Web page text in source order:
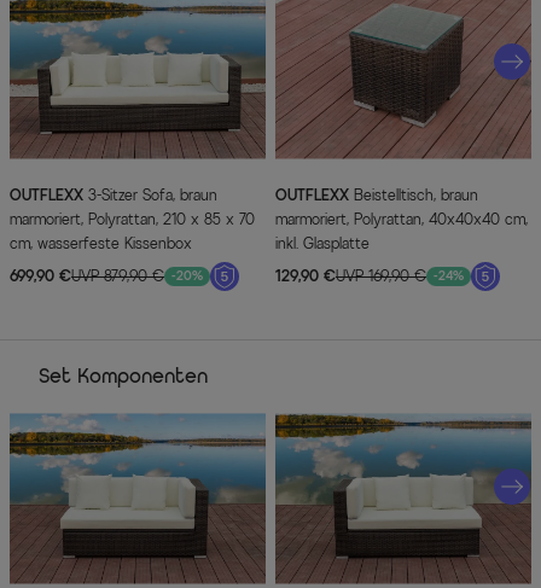
OUTFLEXX
marmoriert, Polyrattan, 210 x 85 x 70
cm, wasserfeste Kissenbox
699,90 €UVP 879,90 € -20%
OUTFLEXX
marmoriert, Polyrattan, 40x40x40 cm,
inkl. Glasplatte
129,90 €UVP 169,90 € -24%
Set Komponenten